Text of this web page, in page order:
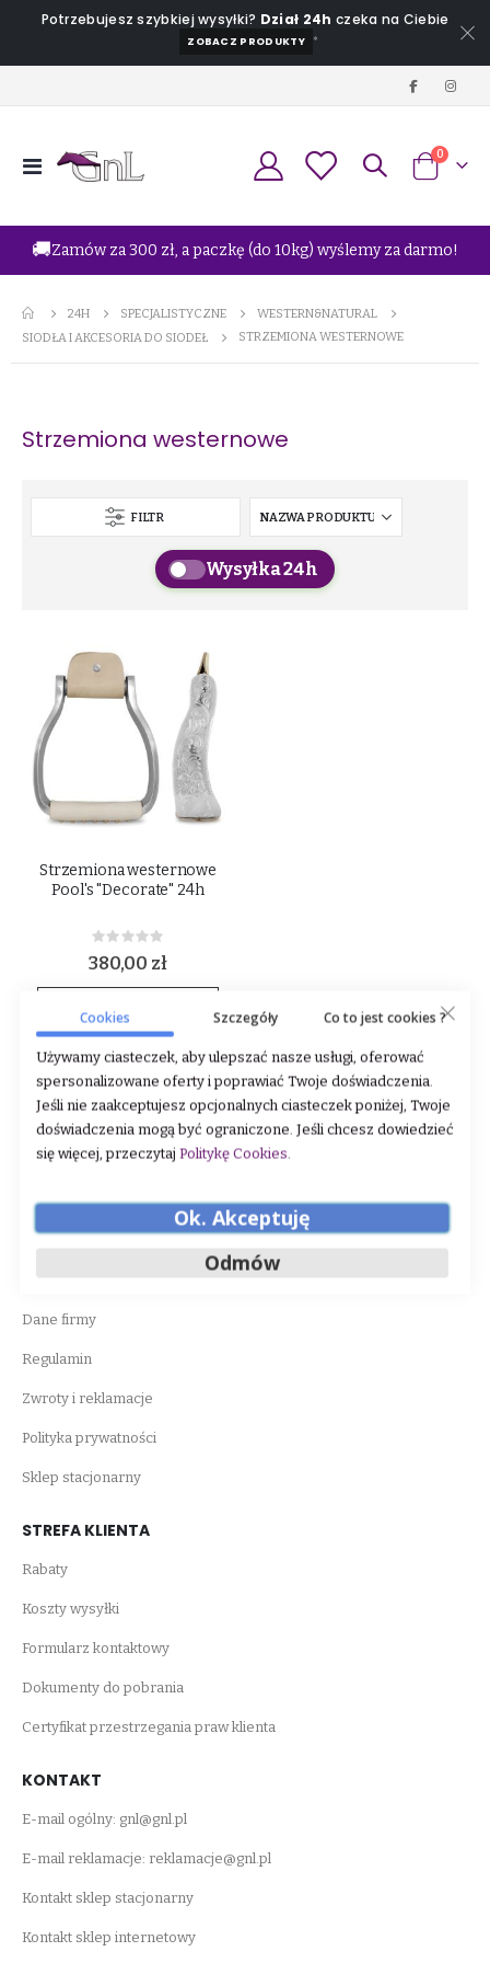
Potrzebujesz szybkiej wysyłki? Dział 24h czeka na Ciebie
ZOBACZ PRODUKTY *
Przełącznik
Koszyk
0
🚚Zamów za 300 zł, a paczkę (do 10kg) wyślemy za darmo!
24H SPECJALISTYCZNE
WESTERN&NATURAL
SIODŁA I AKCESORIA DO SIODEŁ
STRZEMIONA WESTERNOWE
Strzemiona westernowe
FILTR
Wysyłka 24h
Strzemiona westernowe
Pool's "Decorate" 24h
Rating:
0%
380,00 zł
DODAJ DO KOSZYKA
WAŻNE INFORMACJE
O nas
Dane firmy
Regulamin
Zwroty i reklamacje
Polityka prywatności
Sklep stacjonarny
STREFA KLIENTA
Rabaty
Koszty wysyłki
Formularz kontaktowy
Dokumenty do pobrania
Certyfikat przestrzegania praw klienta
KONTAKT
E-mail ogólny: gnl@gnl.pl
E-mail reklamacje: reklamacje@gnl.pl
Kontakt sklep stacjonarny
Kontakt sklep internetowy
Cookies Szczegóły Co to jest cookies ?
Używamy ciasteczek, aby ulepszać nasze usługi, oferować
spersonalizowane oferty i poprawiać Twoje doświadczenia.
Jeśli nie zaakceptujesz opcjonalnych ciasteczek poniżej, Twoje
doświadczenia mogą być ograniczone. Jeśli chcesz dowiedzieć
się więcej, przeczytaj Politykę Cookies.
Ok. Akceptuję
Odmów